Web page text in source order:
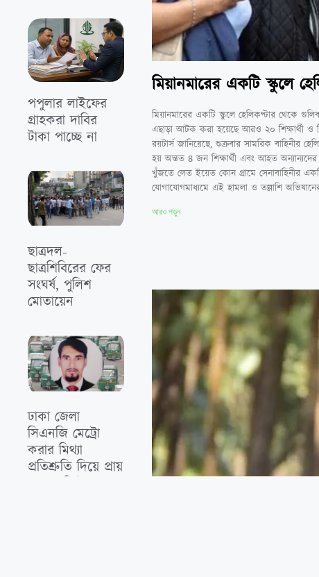
পপুলার লাইফের
গ্রাহকরা দাবির
টাকা পাচ্ছে না
ছাত্রদল-
ছাত্রশিবিরের ফের
সংঘর্ষ, পুলিশ
মোতায়েন
‎ঢাকা জেলা
সিএনজি মেট্রো
করার মিথ‍্যা
প্রতিশ্রুতি দিয়ে প্রায়
মিয়ানমারের একটি স্কুলে
মিয়ানমারের একটি স্কুলে হেলিকপ্টার থেকে
এছাড়া আটক করা হয়েছে আরও ২০ শিক্ষার্থী ও
রয়টার্স জানিয়েছে, শুক্রবার সামরিক বাহিনীর
হয় অন্তত ৪ জন শিক্ষার্থী এবং আহত অন্যান্যদের
খুঁজতে লেত ইয়েত কোন গ্রামে সেনাবাহিনীর
যোগাযোগমাধ্যমে এই হামলা ও তল্লাশি
আরও পড়ুন